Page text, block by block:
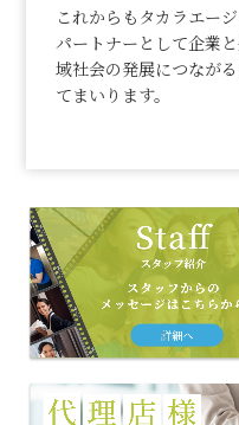
これからもタカラエー
パートナーとして企業
域社会の発展につなが
てまいります。